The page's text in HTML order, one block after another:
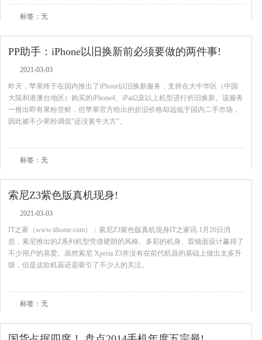
标签：无
PP助手：iPhone以旧换新前必须要做的两件事!
2021-03-03
昨天，苹果终于在国内推出了iPhone以旧换新服务，支持在大中华区（中国
大陆和港澳台地区）购买的iPhone4、iPad2及以上机型进行折旧换新。该服务
一推出即有果粉尝鲜，但苹果官方给出的折旧价格却远低于国内二手市场，
因此被不少果粉调侃“还没黄牛大方”。
标签：无
索尼Z3紫色版真机现身!
2021-03-03
IT之家（www.ithome.com）：索尼Z3紫色版真机现身IT之家讯 1月20日消
息，索尼推出的Z系列机型凭借硬朗的风格、多彩的机身、双镜面设计赢得了
不少用户的喜爱。虽然索尼 Xperia Z3并没有在前代机器的基础上做出太多升
级，但是这款机器还是吸引了不少人的关注。
标签：无